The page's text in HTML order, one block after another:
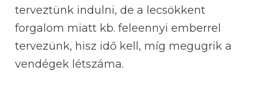
terveztünk indulni, de a lecsökkent
forgalom miatt kb. feleennyi emberrel
tervezünk, hisz idő kell, míg megugrik a
vendégek létszáma.